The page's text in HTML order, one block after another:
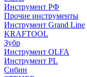
Инструмент РФ
Прочие инструменты
Инструмент Grand Line
KRAFTOOL
Зубр
Инструмент OLFA
Инструмент PL
Сибин